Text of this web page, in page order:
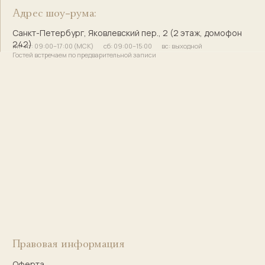
Твоя Елочка — ёлочные
© 2017–2025 Индивидуальный предприниматель
Кузнецова Марина Сергеевна